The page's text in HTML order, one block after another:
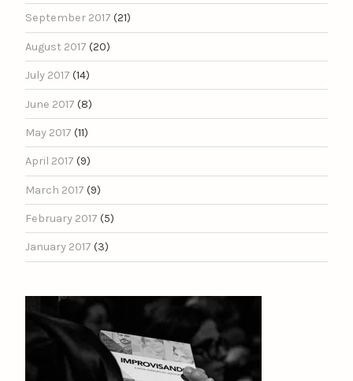
September 2017 (21)
August 2017 (20)
July 2017 (14)
June 2017 (8)
May 2017 (11)
April 2017 (9)
March 2017 (9)
February 2017 (5)
January 2017 (3)